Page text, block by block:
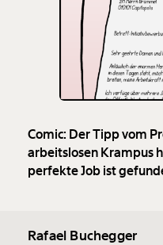
Comic: Der Tipp vom
arbeitslosen Krampus
perfekte Job ist
Rafael Buchegger